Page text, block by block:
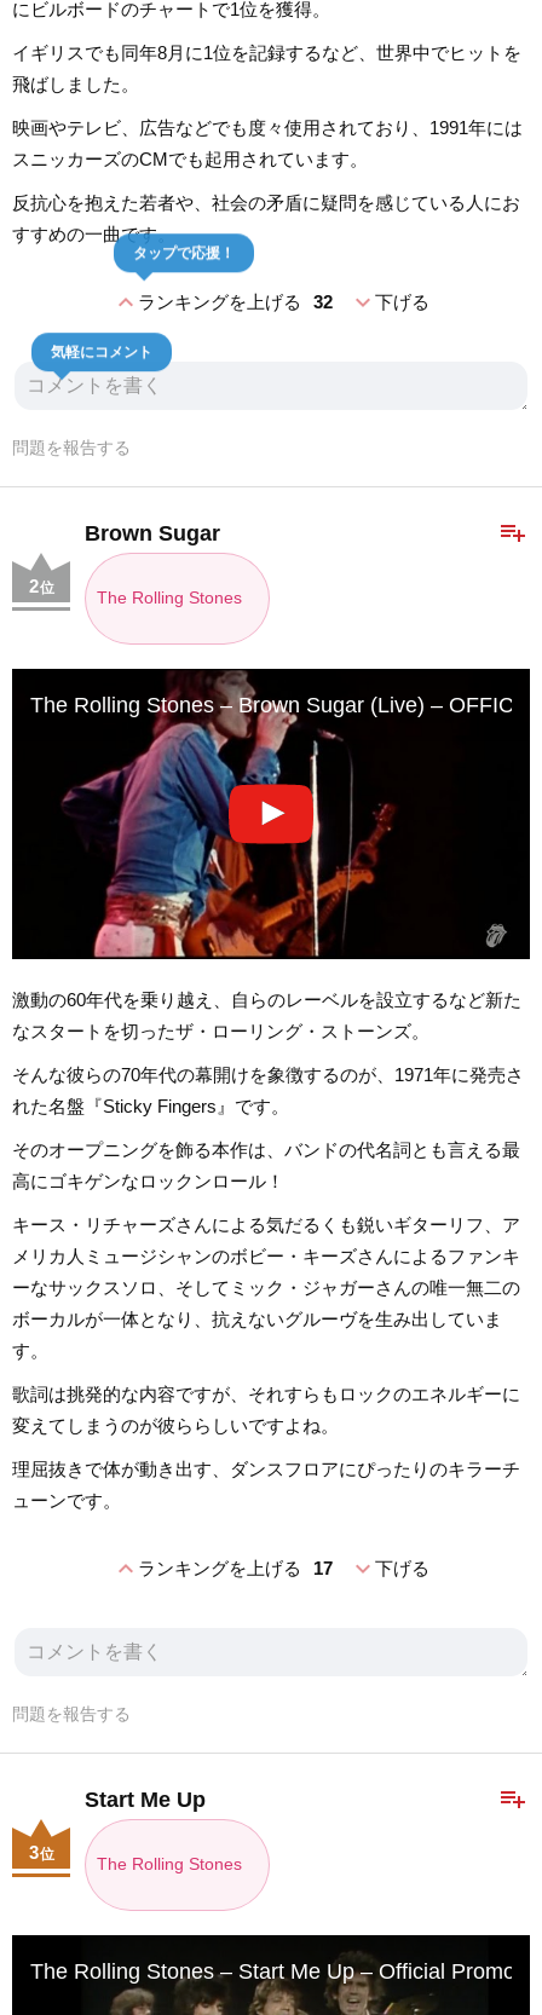
にビルボードのチャートで1位を獲得。
イギリスでも同年8月に1位を記録するなど、世界中でヒットを
飛ばしました。
映画やテレビ、広告などでも度々使用されており、1991年には
スニッカーズのCMでも起用されています。
反抗心を抱えた若者や、社会の矛盾に疑問を感じている人にお
すすめの一曲です。
expand_lessランキングを上げる 32
タップで応援！
expand_more下げる
気軽にコメント
問題を報告する
playlist_add
Brown Sugar
The Rolling Stones
2位
The Rolling Stones – Brown Sugar (Live) –
激動の60年代を乗り越え、自らのレーベルを設立するなど新た
なスタートを切ったザ・ローリング・ストーンズ。
そんな彼らの70年代の幕開けを象徴するのが、1971年に発売さ
れた名盤『Sticky Fingers』です。
そのオープニングを飾る本作は、バンドの代名詞とも言える最
高にゴキゲンなロックンロール！
キース・リチャーズさんによる気だるくも鋭いギターリフ、ア
メリカ人ミュージシャンのボビー・キーズさんによるファンキ
ーなサックスソロ、そしてミック・ジャガーさんの唯一無二の
ボーカルが一体となり、抗えないグルーヴを生み出していま
す。
歌詞は挑発的な内容ですが、それすらもロックのエネルギーに
変えてしまうのが彼ららしいですよね。
理屈抜きで体が動き出す、ダンスフロアにぴったりのキラーチ
ューンです。
expand_lessランキングを上げる 17 expand_more下げる
問題を報告する
playlist_add
Start Me Up
The Rolling Stones
3位
The Rolling Stones – Start Me Up – Official Promo